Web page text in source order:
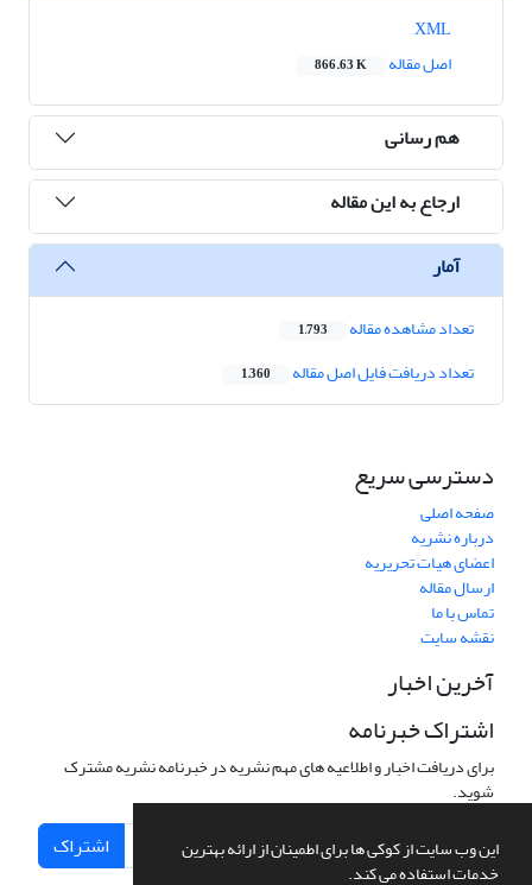
این وب سایت از کوکی ها برای اطمینان از ارائه بهترین
خدمات استفاده می کند.
اصل مقاله
866.63 K
هم رسانی
ارجاع به این مقاله
آمار
تعداد مشاهده مقاله 1,793
تعداد دریافت فایل اصل مقاله 1,360
دسترسی سریع
صفحه اصلی
درباره نشریه
اعضای هیات تحریریه
ارسال مقاله
تماس با ما
نقشه سایت
آخرین اخبار
اشتراک خبرنامه
برای دریافت اخبار و اطلاعیه های مهم نشریه در خبرنامه نشریه مشترک
شوید.
اشتراک